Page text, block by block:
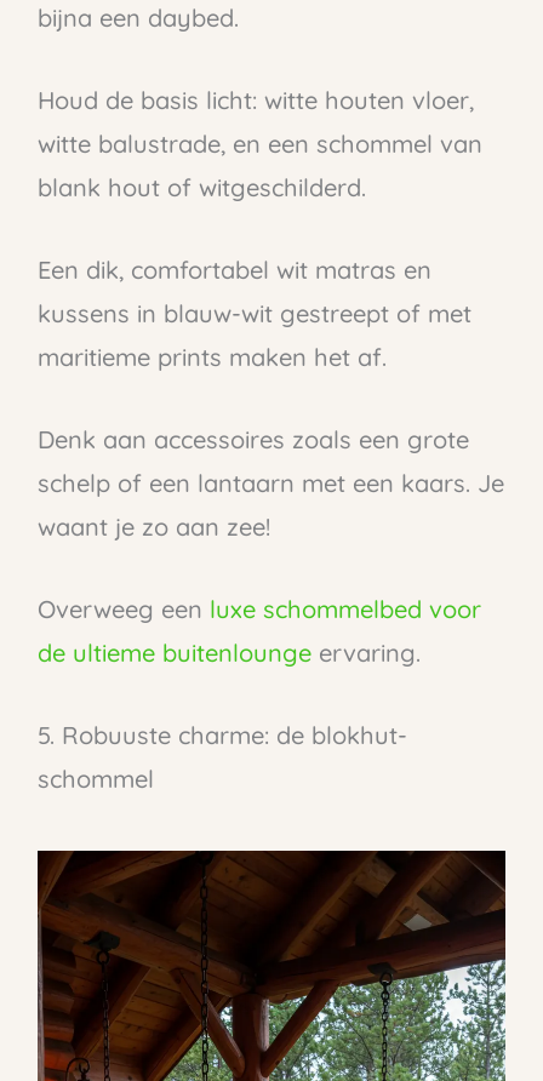
bijna een daybed.
Houd de basis licht: witte houten vloer,
witte balustrade, en een schommel van
blank hout of witgeschilderd.
Een dik, comfortabel wit matras en
kussens in blauw-wit gestreept of met
maritieme prints maken het af.
Denk aan accessoires zoals een grote
schelp of een lantaarn met een kaars. Je
waant je zo aan zee!
Overweeg een luxe schommelbed voor
de ultieme buitenloungeervaring.
5. Robuuste charme: de blokhut-
schommel